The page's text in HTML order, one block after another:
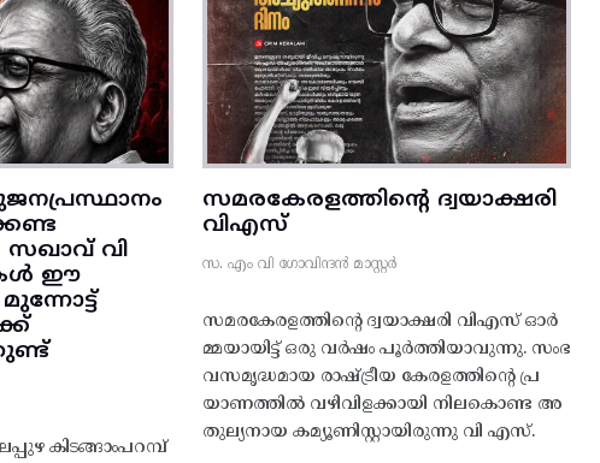
സഖാവ് വി
ഈ
കിടങ്ങാംപറമ്പ്‌
സമരകേരളത്തിൻ്റെ ദ്വയാക്ഷരി
വിഎസ്
സ. എം വി ഗോവിന്ദൻ മാസ്റ്റർ
സമരകേരളത്തിൻ്റെ ദ്വയാക്ഷരി വിഎസ് ഓർ
മ്മയായിട്ട് ഒരു വർഷം പൂർത്തിയാവുന്നു. സംഭ
വസമൃദ്ധമായ രാഷ്ട്രീയ കേരളത്തിന്റെ പ്ര
യാണത്തിൽ വഴിവിളക്കായി നിലകൊണ്ട അ
തുല്യനായ കമ്യൂണിസ്റ്റായിരുന്നു വി എസ്.